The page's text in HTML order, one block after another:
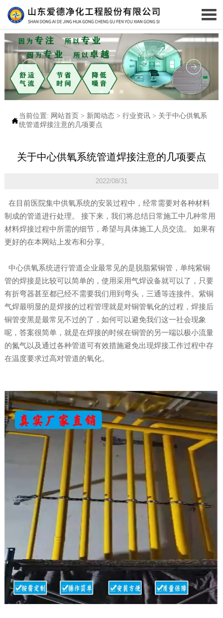


当前位置: 网站首页 > 新闻动态> 行业资讯> 关于中心供氧系
统管道焊接注意的几项要点
关于中心供氧系统管道焊接注意的几项要点
2022/08/31
在目前医院集中供氧系统的安装过程中，经常需要对各种材料
制成的管道进行处理。 接下来，我们将总结日常施工中几种常用
材料焊接过程中所需的细节，希望与具体施工人员交流。 如果有
更好的在本网站上发布和分享。
中心供氧系统进行管道企业最常见的是脱脂紫铜管，单纯紫铜
管的焊接是比较可以简单的，使用采用气焊设备就可以了，只要
有折弯器甚至都已经不需要我们用到弯头，三通等连接件。紫铜
气焊最明显的是焊接的过程管理就是对铜管氧化的过程，焊接后
铜管变黑是最常见不过的了，如何可以避免我们这一社会现象
呢，答案很简单，就是在焊接的时候在铜管的另一端以极小流量
的氮气以及通过各种管道可有效措施避免出现焊接工作过程中存
在温度要求过高对管道的氧化。